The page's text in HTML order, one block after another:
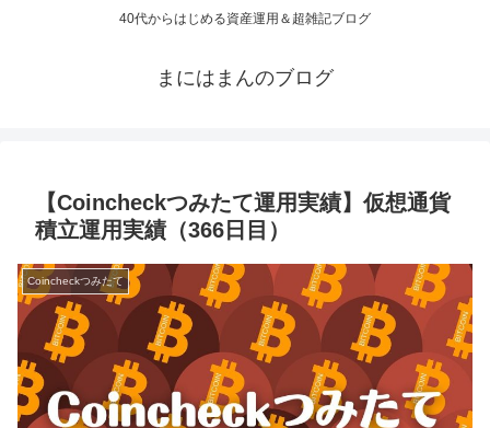
40代からはじめる資産運用＆超雑記ブログ
まにはまんのブログ
【Coincheckつみたて運用実績】仮想通貨
積立運用実績（366日目）
Coincheckつみたて